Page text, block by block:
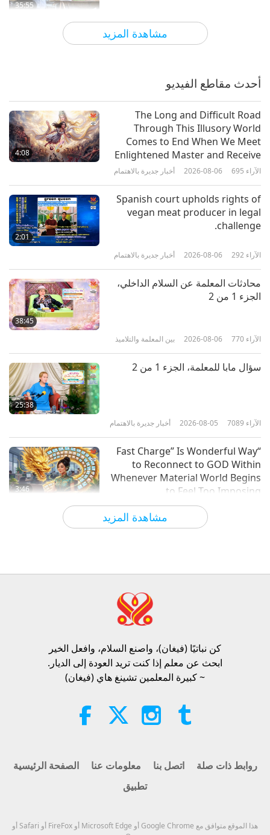
مشاهدة المزيد
35:55
بين المعلمة والتلاميذ 2025-01-31
القدرات الثلاث المطلوبة لأي بوذا أو
معلم مستنير استنارة كلية الجزء 1 من
8
البركات: المعلمة تلتقي بالتلاميذ، التجمع
الثاني، الجزء 1 من 7
التخلي عن الامتياز الأعظم في السماء
مشاهدة المزيد
أحدث مقاطع الفيديو
4:08
The Long and Difficult Road
Through This Illusory World
Comes to End When We Meet
Enlightened Master and Receive
Initiation
أخبار جديرة بالاهتمام 2026-08-06 695 الآراء
2:01
Spanish court upholds rights of
vegan meat producer in legal
challenge.
أخبار جديرة بالاهتمام 2026-08-06 292 الآراء
38:45
محادثات المعلمة عن السلام الداخلي،
الجزء 1 من 2
بين المعلمة والتلاميذ 2026-08-06 770 الآراء
25:38
سؤال مابا للمعلمة، الجزء 1 من 2
أخبار جديرة بالاهتمام 2026-08-05 7089 الآراء
3:46
“Fast Charge” Is Wonderful Way
to Reconnect to GOD Within
Whenever Material World Begins
to Feel Too Imposing
أخبار جديرة بالاهتمام 2026-08-05
38:07
أخبار جديرة بالاهتمام
الأخلاق الإسلامية بشأن الماء: مختارات
كلمات من الحكمة 2026-08-05
ما وراء الكالسيوم: العادات اليومية التي
العيش السليم 2026-08-05 305 الآراء
25:09
القمر: رفيقنا السماوي المشرق، الجزء
كن نباتيًا (فيغان)، واصنع السلام، وافعل الخير​
ابحث عن معلم إذا كنت تريد العودة إلى الديار.
~ كبيرة المعلمين تشينغ هاي (فيغان)
الصفحة الرئيسية معلومات عنا اتصل بنا
روابط ذات صلة
تطبيق
هذا الموقع متوافق مع Google Chrome أو Microsoft Edge أو FireFox أو Safari أو